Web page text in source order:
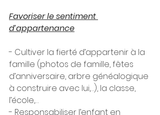
Favoriser le sentiment
d’appartenance
- Cultiver la fierté d’appartenir à la
famille (photos de famille, fêtes
d’anniversaire, arbre généalogique
à construire avec lui,…), la classe,
l’école,…
- Responsabiliser l’enfant en